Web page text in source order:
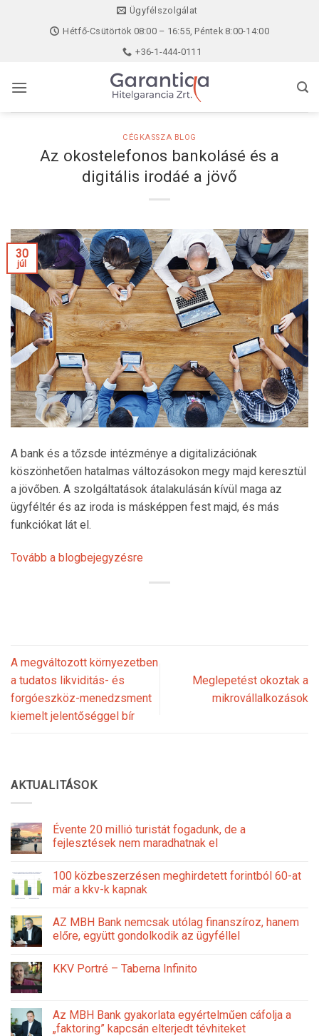
Ügyfélszolgálat
Hétfő-Csütörtök 08:00 – 16:55, Péntek 8:00-14:00
+36-1-444-0111
CÉGKASSZA BLOG
Az okostelefonos bankolásé és a
digitális irodáé a jövő
30
júl
A bank és a tőzsde intézménye a digitalizációnak
köszönhetően hatalmas változásokon megy majd keresztül
a jövőben. A szolgáltatások átalakulásán kívül maga az
ügyféltér és az iroda is másképpen fest majd, és más
funkciókat lát el.
Tovább a blogbejegyzésre
A megváltozott környezetben
a tudatos likviditás- és
forgóeszköz-menedzsment
kiemelt jelentőséggel bír
Meglepetést okoztak a
mikrovállalkozások
AKTUALITÁSOK
Évente 20 millió turistát fogadunk, de a
fejlesztések nem maradhatnak el
100 közbeszerzésen meghirdetett forintból 60-at
már a kkv-k kapnak
AZ MBH Bank nemcsak utólag finanszíroz, hanem
előre, együtt gondolkodik az ügyféllel
KKV Portré – Taberna Infinito
Az MBH Bank gyakorlata egyértelműen cáfolja a
„faktoring” kapcsán elterjedt tévhiteket